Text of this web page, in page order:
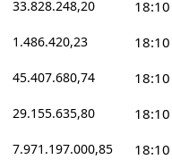
33.828.248,20 18:10
1.486.420,23 18:10
45.407.680,74 18:10
29.155.635,80 18:10
7.971.197.000,85 18:10